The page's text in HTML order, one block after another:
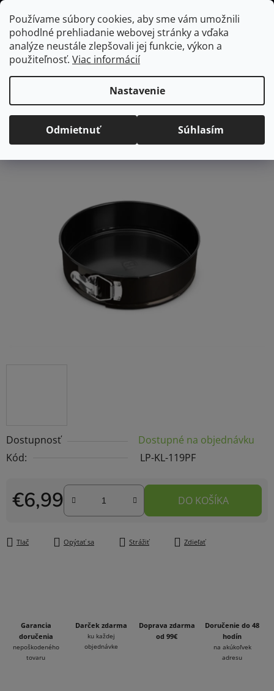
Používame súbory cookies, aby sme vám umožnili
pohodlné prehliadanie webovej stránky a vďaka
analýze neustále zlepšovali jej funkcie, výkon a
použiteľnosť. Viac informácií
Nastavenie
Odmietnuť Súhlasím
Prejsť
na
obsah
Hľadať
Domov
/ Kuchyňa / Pečenie / Formy a plechy
BERLINGERHAUS forma
na tortu, 24 x 6,8 cm
Dostupnosť
Dostupné na objednávku
Kód:
LP-KL-119PF
€6,99
Jednotková cena:
DO KOŠÍKA
Tlač Opýtať sa Strážiť Zdieľať
BERLINGERHAUS forma
na tortu, 24 x 6,8 cm
Priemerné
hodnotenie
Neohodnotené
Podrobnosti hodnotenia
Garancia
doručenia
nepoškodeného
tovaru
Darček zdarma
ku každej
objednávke
Doprava zdarma
od 99€
Doručenie do 48
hodín
na akúkoľvek
adresu